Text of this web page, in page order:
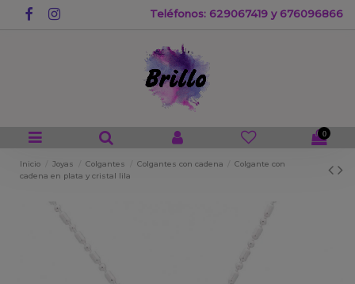
Teléfonos: 629067419 y 676096866
0
Inicio Joyas Colgantes Colgantes con cadena
Colgante con
cadena en plata y cristal lila